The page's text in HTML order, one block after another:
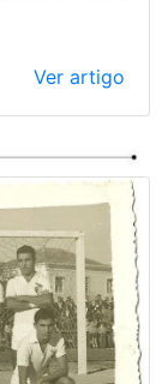
Ver artigo